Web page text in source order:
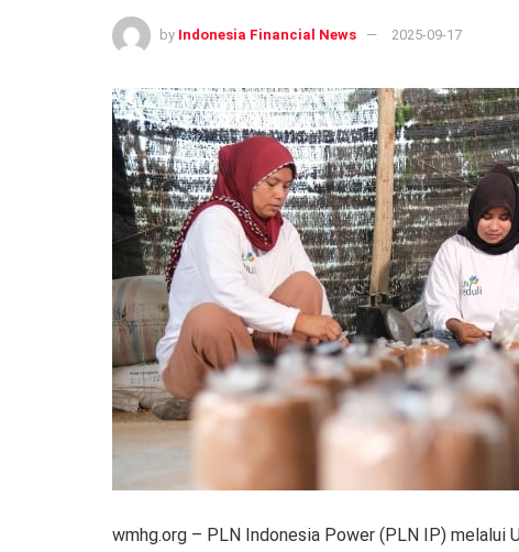
by Indonesia Financial News 2025-09-17
wmhg.org – PLN Indonesia Power (PLN IP) melalui